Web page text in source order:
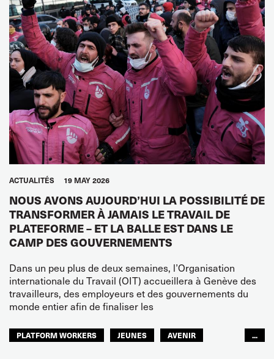
ACTUALITÉS 19 MAY 2026
NOUS AVONS AUJOURD’HUI LA POSSIBILITÉ DE
TRANSFORMER À JAMAIS LE TRAVAIL DE
PLATEFORME – ET LA BALLE EST DANS LE
CAMP DES GOUVERNEMENTS
Dans un peu plus de deux semaines, l’Organisation
internationale du Travail (OIT) accueillera à Genève des
travailleurs, des employeurs et des gouvernements du
monde entier afin de finaliser les
PLATFORM WORKERS JEUNES
AVENIR
...